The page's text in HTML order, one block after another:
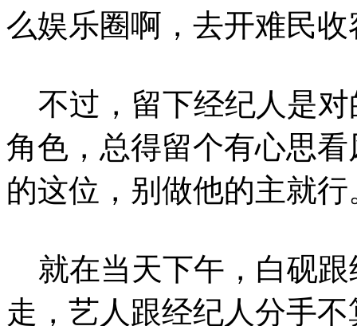
么娱乐圈啊，去开难民
不过，留下经纪人是对
角色，总得留个有心思
的这位，别做他的主就行
就在当天下午，白砚跟
走，艺人跟经纪人分手